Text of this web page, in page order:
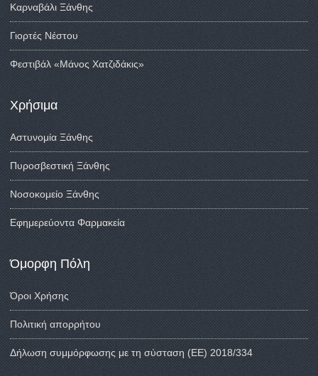
Καρναβάλι Ξάνθης
Γιορτές Νέστου
Φεστιβάλ «Μάνος Χατζιδάκις»
Χρήσιμα
Αστυνομία Ξάνθης
Πυροσβεστική Ξάνθης
Νοσοκομείο Ξάνθης
Εφημερεύοντα Φαρμακεία
Όμορφη Πόλη
Όροι Χρήσης
Πολιτική απορρήτου
Δήλωση συμμόρφωσης με τη σύσταση (ΕΕ) 2018/334